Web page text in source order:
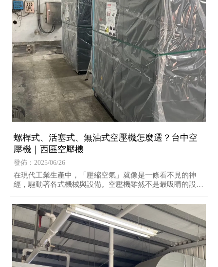
螺桿式、活塞式、無油式空壓機怎麼選？台中空
壓機｜西區空壓機
發佈：2025/06/26
在現代工業生產中，「壓縮空氣」就像是一條看不見的神
經，驅動著各式機械與設備。空壓機雖然不是最吸睛的設